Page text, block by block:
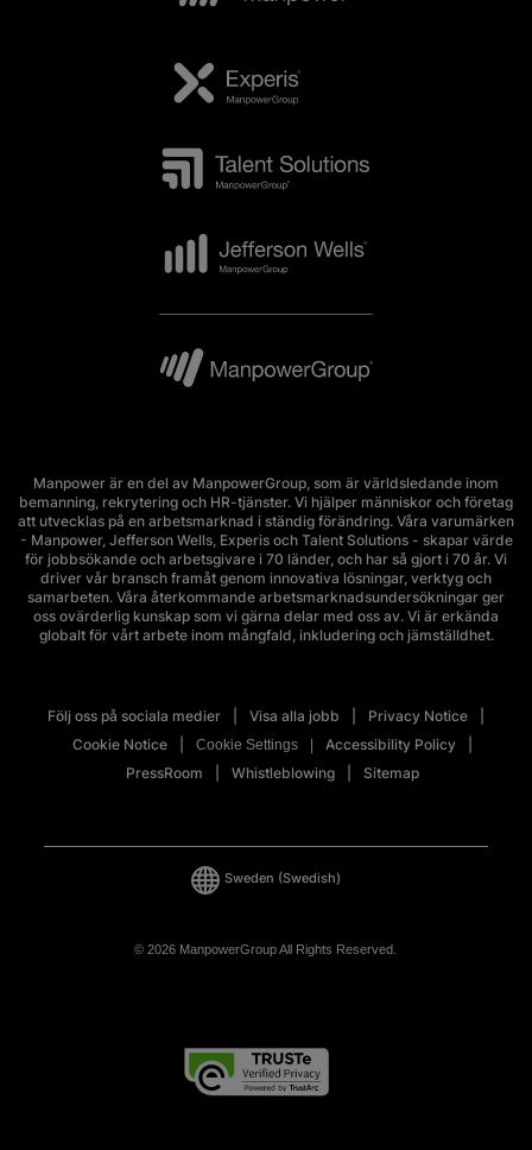
Manpower är en del av ManpowerGroup, som är världsledande inom
bemanning, rekrytering och HR-tjänster. Vi hjälper människor och företag
att utvecklas på en arbetsmarknad i ständig förändring. Våra varumärken
- Manpower, Jefferson Wells, Experis och Talent Solutions - skapar värde
för jobbsökande och arbetsgivare i 70 länder, och har så gjort i 70 år. Vi
driver vår bransch framåt genom innovativa lösningar, verktyg och
samarbeten. Våra återkommande arbetsmarknadsundersökningar ger
oss ovärderlig kunskap som vi gärna delar med oss av. Vi är erkända
globalt för vårt arbete inom mångfald, inkludering och jämställdhet.
Följ oss på sociala medier Visa alla jobb
Privacy Notice
Cookie Notice
Cookie Settings
Accessibility Policy
PressRoom
Whistleblowing Sitemap
© 2026 ManpowerGroup All Rights Reserved.
Sweden (Swedish)